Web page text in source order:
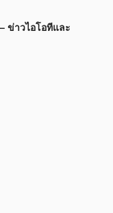
ข่าวไอโอทีและ